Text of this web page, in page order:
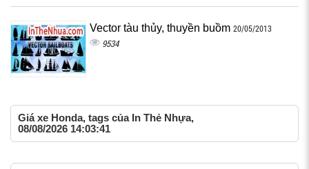
Vector tàu thủy, thuyền buồm 20/05/2013
9534
Giá xe Honda, tags của In Thẻ Nhựa,
08/08/2026 14:03:41